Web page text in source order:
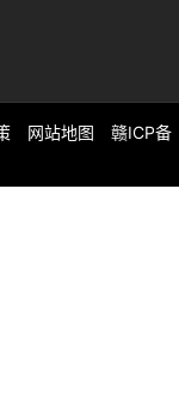
网站地图
赣ICP备